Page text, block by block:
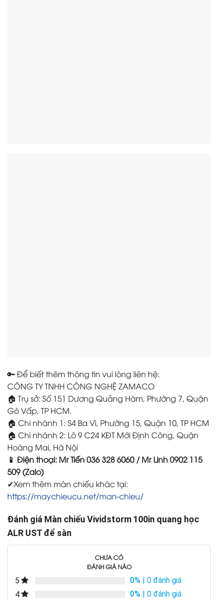
🔑 Để biết thêm thông tin vui lòng liên hệ:
CÔNG TY TNHH CÔNG NGHỆ ZAMACO
🏠 Trụ sở: Số 151 Dương Quảng Hàm, Phường 7, Quận
Gò Vấp, TP HCM.
🏠 Chi nhánh 1: S4 Ba Vì, Phường 15, Quận 10, TP HCM
🏠 Chi nhánh 2: Lô 9 C24 KĐT Mới Định Công, Quận
Hoàng Mai, Hà Nội
📱 Điện thoại: Mr Tiến 036 328 6060 / Mr Linh 0902 115
509 (Zalo)
✔Xem thêm màn chiếu khác tại:
https://maychieucu.net/man-chieu/
Đánh giá Màn chiếu Vividstorm 100in quang học
ALR UST để sàn
CHƯA CÓ
ĐÁNH GIÁ NÀO
5 0% | 0 đánh giá
4
0% | 0 đánh giá